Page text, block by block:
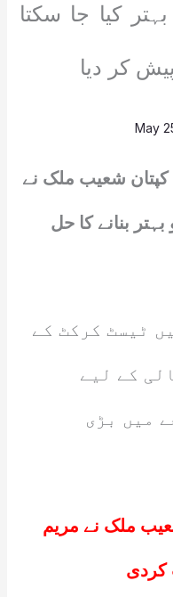
کیا جا سکتا
کر دیا
May
شعیب ملک نے
بنانے کا حل
ٹیسٹ کرکٹ کے
کے لیے
میں بڑی
ملک نے مریم
کردی